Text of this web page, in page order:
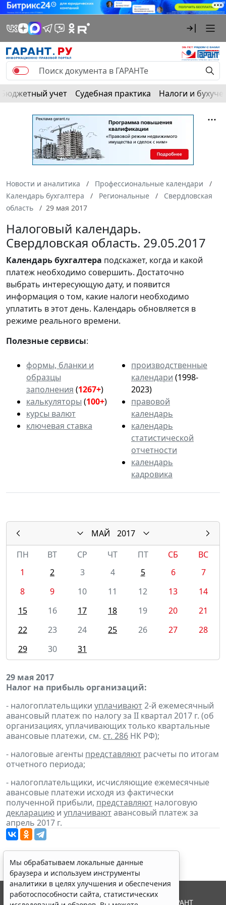
Бюджетный учет Судебная практика Налоги и
Новости и аналитика
Профессиональные календари
Календарь бухгалтера
Региональные
Свердловская
область
29 мая 2017
Налоговый календарь.
Свердловская область. 29.05.2017
Календарьбухгалтера подскажет, когда и какой
платеж необходимо совершить. Достаточно
выбрать интересующую дату, и появится
информация о том, какие налоги необходимо
уплатить в этот день. Календарь обновляется в
режиме реального времени.
Полезные сервисы:
формы, бланки и
образцы
заполнения (1267+)
калькуляторы (100+)
курсы валют
ключевая ставка
производственные
календари (1998-
2023)
правовой
календарь
календарь
статистической
отчетности
календарь
кадровика
МАЙ
2017
ПН
ВТ СР ЧТ ПТ СБ
ВС
1
2 3 4 5 6
7
8
9 10 11 12 13
14
15
16 17 18 19 20
21
22
23 24 25 26 27
28
29
30 31
29 мая 2017
Налог на прибыль организаций:
- налогоплательщики уплачивают2-й ежемесячный
авансовый платеж по налогу за II квартал 2017 г. (об
организациях, уплачивающих только квартальные
авансовые платежи, см. ст. 286 НК РФ);
- налоговые агенты представляют расчеты по итогам
отчетного периода;
- налогоплательщики, исчисляющие ежемесячные
авансовые платежи исходя из фактически
полученной прибыли, представляют налоговую
декларацию и уплачиваютавансовый платеж за
апрель 2017 г.
Мы обрабатываем локальные данные
браузера и используем инструменты
аналитики в целях улучшения и обеспечения
работоспособности сайта, статистических
© ООО "НПП "ГАРАНТ-СЕРВИС", 2026. Система ГАРАНТ